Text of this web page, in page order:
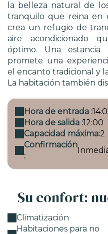
la belleza natural de
tranquilo que reina en
crea un refugio de
aire acondicionado
óptimo. Una
promete una
el encanto tradicional y
La habitación también
Hora de entrada :
Hora de salida :12:00
Capacidad máxima:2
Confirmación
:
Su confort:
Climatización
Habitaciones para no